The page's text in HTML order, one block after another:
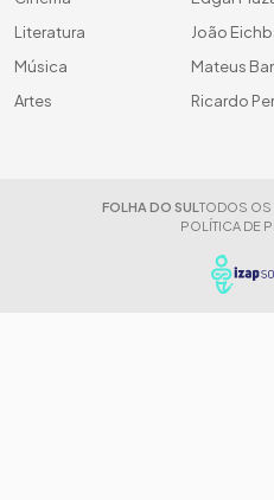
Literatura
Música
Artes
João
Mateus
Ricardo
FOLHA DO SUL TODOS OS
POLÍTICA DE